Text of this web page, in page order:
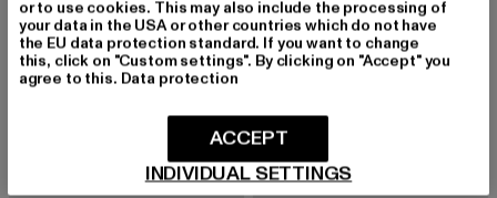
ZOO YORK
Highbridge (TD)
21,99 EUR
Derzeitiger Preis: 21,99 EUR
39,99 EURAktionspreis: 39,99 EUR
ZOO YORK
Pyramid (PS)
-43%
or to use cookies. This may also include the processing of
your data in the USA or other countries which do not have
the EU data protection standard. If you want to change
this, click on "Custom settings". By clicking on "Accept" you
agree to this. Data protection
INDIVIDUAL SETTINGS
ACCEPT